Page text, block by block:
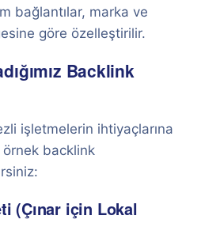
bağlantılar, marka ve
göre özelleştirilir.
Backlink
işletmelerin ihtiyaçlarına
örnek backlink
(Çınar için Lokal